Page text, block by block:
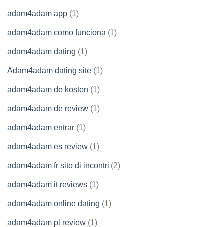
adam4adam app (1)
adam4adam como funciona (1)
adam4adam dating (1)
Adam4adam dating site (1)
adam4adam de kosten (1)
adam4adam de review (1)
adam4adam entrar (1)
adam4adam es review (1)
adam4adam fr sito di incontri (2)
adam4adam it reviews (1)
adam4adam online dating (1)
adam4adam pl review (1)